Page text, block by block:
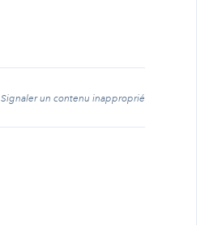
Signaler un contenu inapproprié